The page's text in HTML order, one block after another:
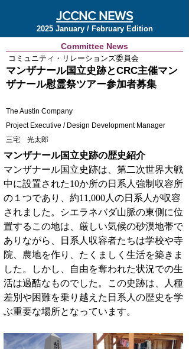
JCCNC NEWS
2025 January / February Edition
Committee News
コミュニティ・リレーションズ委員会
マンザナール国立史跡とCRC主催マン
ザナール慰霊祭ツアー参加者募集
The Austin Company
Project Executive / Design Development Manager
三宅 光太郎
マンザナール国立史跡の歴史紹介
マンザナール国立史跡は、第二次世界大戦
中に設置された10か所の日系人強制収容所
の１つであり、約11,000人の日系人が収容
されました。シエラネバダ山脈の東側に位
置するこの地は、厳しい気候の砂漠地帯で
ありながら、日系人収容者たちは学校や寺
院、農地を作り、たくましく生活を築きま
した。しかし、自由を奪われた状況での生
活は過酷なものでした。この史跡は、人種
差別や困難を乗り越えた日系人の歴史を学
ぶ重要な場所となっています。